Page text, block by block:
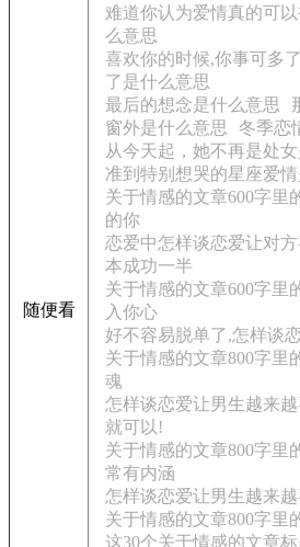
随便看
难道你认为爱情真的可
么意思
喜欢你的时候,你事可多
了是什么意思
最后的想念是什么意思
窗外是什么意思
冬季恋
从今天起，她不再是处
准到特别想哭的星座爱
关于情感的文章600字里
的你
恋爱中怎样谈恋爱让对
本成功一半
关于情感的文章600字里
入你心
好不容易脱单了,怎样谈
关于情感的文章800字里
魂
怎样谈恋爱让男生越来
就可以!
关于情感的文章800字里
常有内涵
怎样谈恋爱让男生越来
关于情感的文章800字里
这30个关于情感的文章